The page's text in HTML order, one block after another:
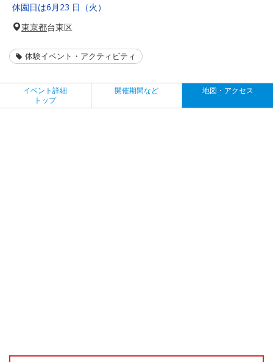
休園日は6月23 日（火）
東京都台東区
体験イベント・アクティビティ
イベント詳細
トップ
開催期間など 地図・アクセス